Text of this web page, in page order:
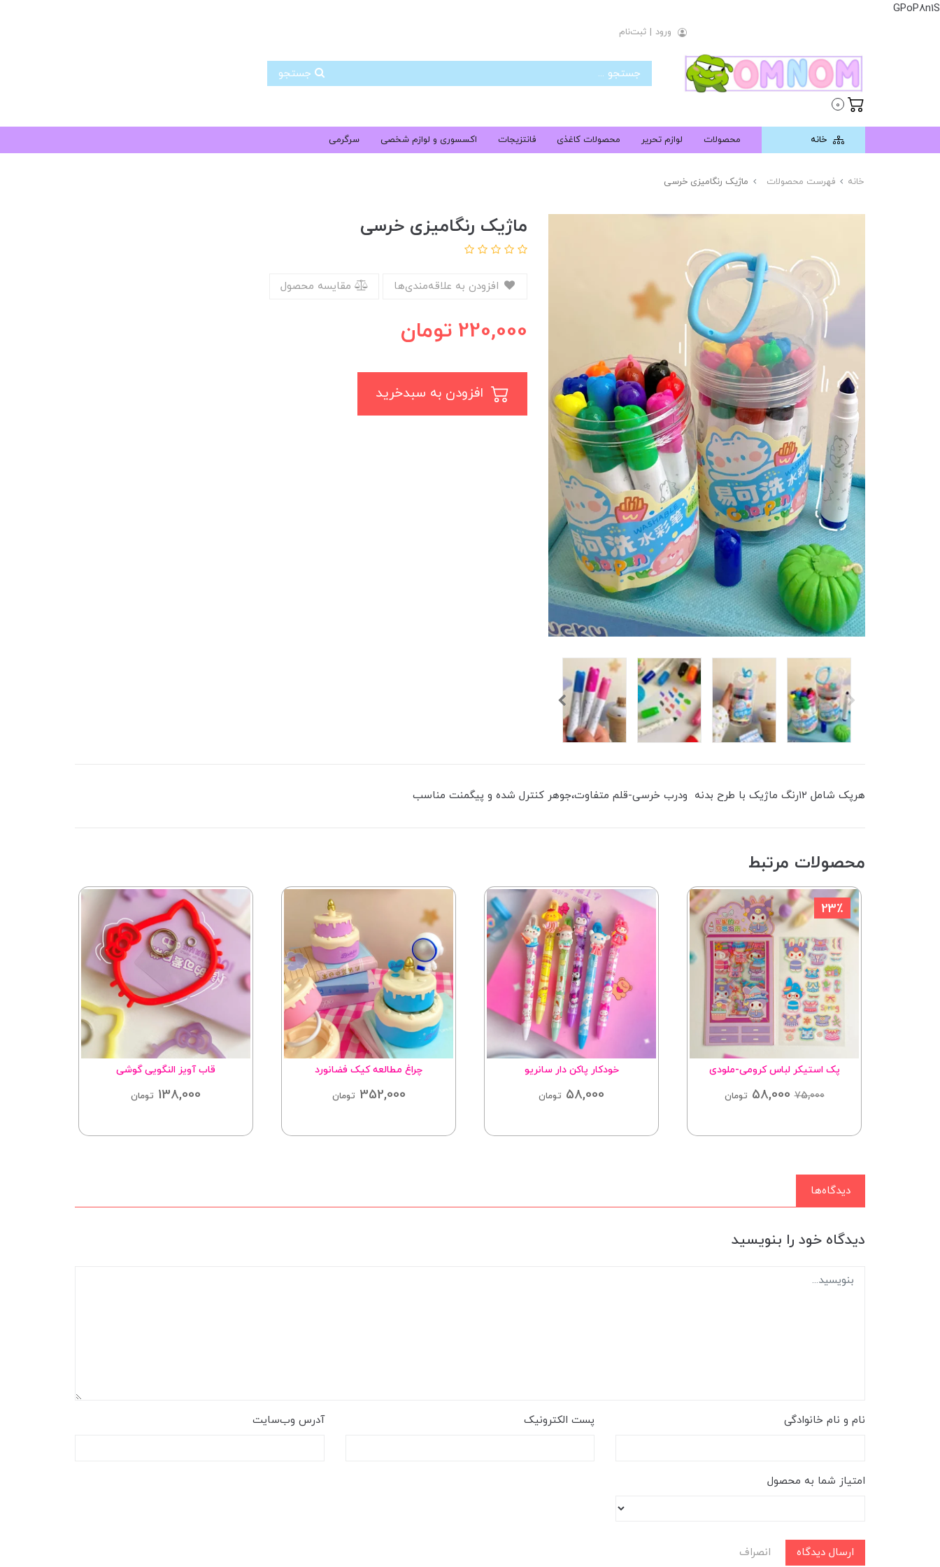
GPoP8n1S
ورود | ثبت‌نام
0
خانه محصولات لوازم تحریر محصولات کاغذی فانتزیجات اکسسوری و لوازم شخصی سرگرمی
خانه فهرست محصولات ماژیک رنگامیزی خرسی
ماژیک رنگامیزی خرسی
مقایسه محصول
220,000 تومان
هرپک شامل ۱۲رنگ ماژیک با طرح بدنه ودرب خرسی-قلم متفاوت،جوهر کنترل شده و پیگمنت مناسب
محصولات مرتبط
23٪
پک استیکر لباس کرومی-ملودی
75,000
58,000 تومان
خودکار پاکن دار سانریو
58,000 تومان
چراغ مطالعه کیک فضانورد
352,000 تومان
قاب آویز النگویی گوشی
138,000 تومان
دیدگاه‌ها
دیدگاه خود را بنویسید
نام و نام خانوادگی پست الکترونیک آدرس وب‌سایت
امتیاز شما به محصول
ارسال دیدگاه انصراف